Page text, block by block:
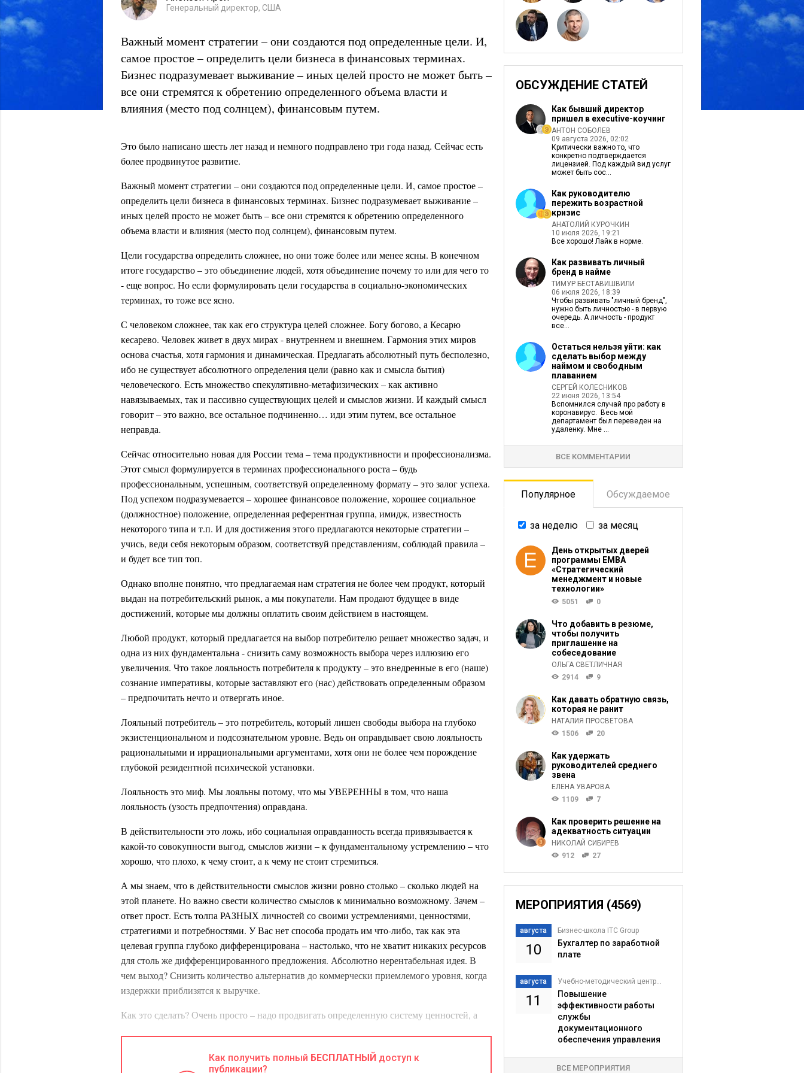
Генеральный директор, США
Важный момент стратегии – они создаются под определенные цели. И,
самое простое – определить цели бизнеса в финансовых терминах.
Бизнес подразумевает выживание – иных целей просто не может быть –
все они стремятся к обретению определенного объема власти и
влияния (место под солнцем), финансовым путем.
Это было написано шесть лет назад и немного подправлено три года назад. Сейчас есть
более продвинутое развитие.
Важный момент стратегии – они создаются под определенные цели. И, самое простое –
определить цели бизнеса в финансовых терминах. Бизнес подразумевает выживание –
иных целей просто не может быть – все они стремятся к обретению определенного
объема власти и влияния (место под солнцем), финансовым путем.
Цели государства определить сложнее, но они тоже более или менее ясны. В конечном
итоге государство – это объединение людей, хотя объединение почему то или для чего то
- еще вопрос. Но если формулировать цели государства в социально-экономических
терминах, то тоже все ясно.
С человеком сложнее, так как его структура целей сложнее. Богу богово, а Кесарю
кесарево. Человек живет в двух мирах - внутреннем и внешнем. Гармония этих миров
основа счастья, хотя гармония и динамическая. Предлагать абсолютный путь бесполезно,
ибо не существует абсолютного определения цели (равно как и смысла бытия)
человеческого. Есть множество спекулятивно-метафизических – как активно
навязываемых, так и пассивно существующих целей и смыслов жизни. И каждый смысл
говорит – это важно, все остальное подчиненно… иди этим путем, все остальное
неправда.
Сейчас относительно новая для России тема – тема продуктивности и профессионализма.
Этот смысл формулируется в терминах профессионального роста – будь
профессиональным, успешным, соответствуй определенному формату – это залог успеха.
Под успехом подразумевается – хорошее финансовое положение, хорошее социальное
(должностное) положение, определенная референтная группа, имидж, известность
некоторого типа и т.п. И для достижения этого предлагаются некоторые стратегии –
учись, веди себя некоторым образом, соответствуй представлениям, соблюдай правила –
и будет все тип топ.
Однако вполне понятно, что предлагаемая нам стратегия не более чем продукт, который
выдан на потребительский рынок, а мы покупатели. Нам продают будущее в виде
достижений, которые мы должны оплатить своим действием в настоящем.
Любой продукт, который предлагается на выбор потребителю решает множество задач, и
одна из них фундаментальна - снизить саму возможность выбора через иллюзию его
увеличения. Что такое лояльность потребителя к продукту – это внедренные в его (наше)
сознание императивы, которые заставляют его (нас) действовать определенным образом
– предпочитать нечто и отвергать иное.
Лояльный потребитель – это потребитель, который лишен свободы выбора на глубоко
экзистенциональном и подсознательном уровне. Ведь он оправдывает свою лояльность
рациональными и иррациональными аргументами, хотя они не более чем порождение
глубокой резидентной психической установки.
Лояльность это миф. Мы лояльны потому, что мы УВЕРЕННЫ в том, что наша
лояльность (узость предпочтения) оправдана.
В действительности это ложь, ибо социальная оправданность всегда привязывается к
какой-то совокупности выгод, смыслов жизни – к фундаментальному устремлению – что
хорошо, что плохо, к чему стоит, а к чему не стоит стремиться.
А мы знаем, что в действительности смыслов жизни ровно столько – сколько людей на
этой планете. Но важно свести количество смыслов к минимально возможному. Зачем –
ответ прост. Есть толпа РАЗНЫХ личностей со своими устремлениями, ценностями,
стратегиями и потребностями. У Вас нет способа продать им что-либо, так как эта
целевая группа глубоко дифференцирована – настолько, что не хватит никаких ресурсов
для столь же дифференцированного предложения. Абсолютно нерентабельная идея. В
чем выход? Снизить количество альтернатив до коммерчески приемлемого уровня, когда
издержки приблизятся к выручке.
Как это сделать? Очень просто – надо продвигать определенную систему ценностей, а
Как бы других смыслов и нет, других ценностей нет, иных стратегий тоже нет.
Как получить полный БЕСПЛАТНЫЙ доступ к
публикации?
ОБСУЖДЕНИЕ СТАТЕЙ
Как бывший директор
пришел в executive-коучинг
АНТОН СОБОЛЕВ
09 августа 2026, 02:02
Критически важно то, что
конкретно подтверждается
лицензией. Под каждый вид услуг
может быть сос...
Как руководителю
пережить возрастной
кризис
АНАТОЛИЙ КУРОЧКИН
10 июля 2026, 19:21
Все хорошо! Лайк в норме.
Как развивать личный
бренд в найме
ТИМУР БЕСТАВИШВИЛИ
06 июля 2026, 18:39
Чтобы развивать "личный бренд",
нужно быть личностью - в первую
очередь. А личность - продукт
все...
Остаться нельзя уйти: как
сделать выбор между
наймом и свободным
плаванием
СЕРГЕЙ КОЛЕСНИКОВ
22 июня 2026, 13:54
Вспомнился случай про работу в
коронавирус. Весь мой
департамент был переведен на
удаленку. Мне ...
ВСЕ КОММЕНТАРИИ
Популярное Обсуждаемое
за неделю за месяц
День открытых дверей
программы ЕМВА
«Стратегический
менеджмент и новые
технологии»
5051 0
Что добавить в резюме,
чтобы получить
приглашение на
собеседование
ОЛЬГА СВЕТЛИЧНАЯ
2914
9
Как давать обратную связь,
которая не ранит
НАТАЛИЯ ПРОСВЕТОВА
1506
20
Как удержать
руководителей среднего
звена
ЕЛЕНА УВАРОВА
1109
7
Как проверить решение на
адекватность ситуации
НИКОЛАЙ СИБИРЕВ
912
27
МЕРОПРИЯТИЯ (4569)
августа
10
Бизнес-школа ITC Group
Бухгалтер по заработной
плате
августа
11
Учебно-методический центр...
Повышение
эффективности работы
службы
документационного
обеспечения управления
ВСЕ МЕРОПРИЯТИЯ